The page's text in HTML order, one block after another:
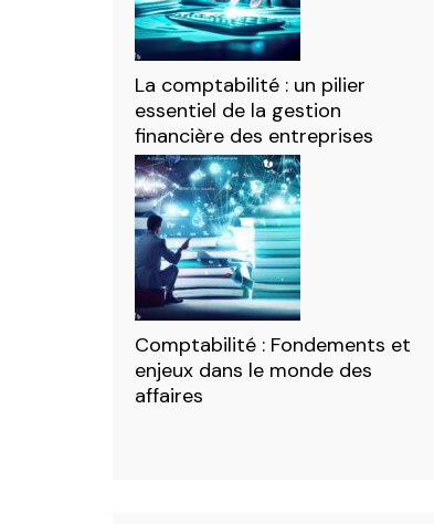
La comptabilité : un pilier
essentiel de la gestion
financière des entreprises
Comptabilité : Fondements et
enjeux dans le monde des
affaires